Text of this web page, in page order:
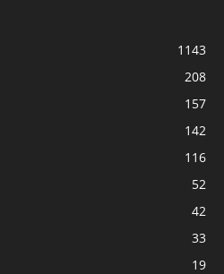
1143
208
157
142
116
52
42
33
19